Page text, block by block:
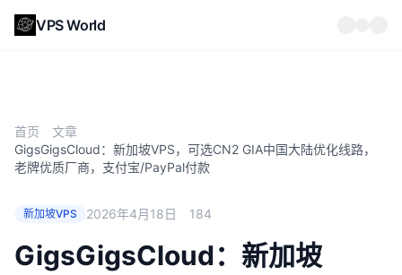
VPS World
首页
文章
GigsGigsCloud：新加坡VPS，可选CN2 GIA中国大陆优化线路，
老牌优质厂商，支付宝/PayPal付款
新加坡VPS 2026年4月18日 184
GigsGigsCloud：新加坡